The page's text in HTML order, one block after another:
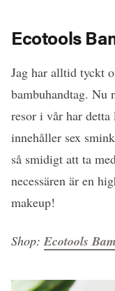
Ecotools
Jag har alltid tyckt
bambuhandtag. Nu
resor i vår har
innehåller sex
så smidigt att ta
necessären är en
makeup!
Shop:Ecotools